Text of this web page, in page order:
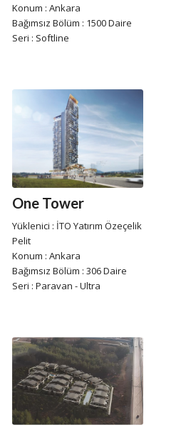
Konum : Ankara
Bağımsız Bölüm : 1500 Daire
Seri : Softline
One Tower
Yüklenici : İTO Yatırım Özeçelik
Pelit
Konum : Ankara
Bağımsız Bölüm : 306 Daire
Seri : Paravan - Ultra